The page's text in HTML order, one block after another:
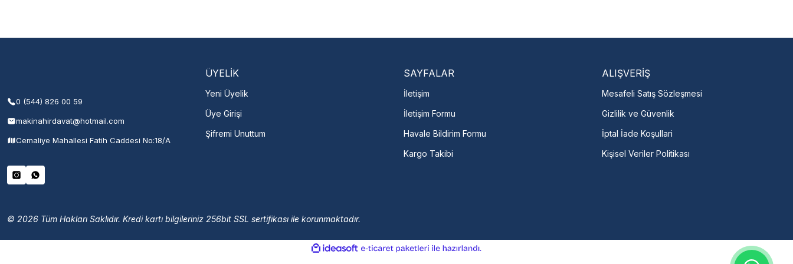
ulaşın.
0 (544) 826 00 59
makinahirdavat@hotmail.com
Cemaliye Mahallesi Fatih Caddesi No:18/A
ÜYELİK
Yeni Üyelik
Üye Girişi
Şifremi Unuttum
SAYFALAR
İletişim
İletişim Formu
Havale Bildirim Formu
Kargo Takibi
ALIŞVERİŞ
Mesafeli Satış Sözleşmesi
Gizlilik ve Güvenlik
İptal İade Koşullari
Kişisel Veriler Politikası
© 2026 Tüm Hakları Saklıdır. Kredi kartı bilgileriniz 256bit SSL sertifikası ile korunmaktadır.
ideasoft
e-